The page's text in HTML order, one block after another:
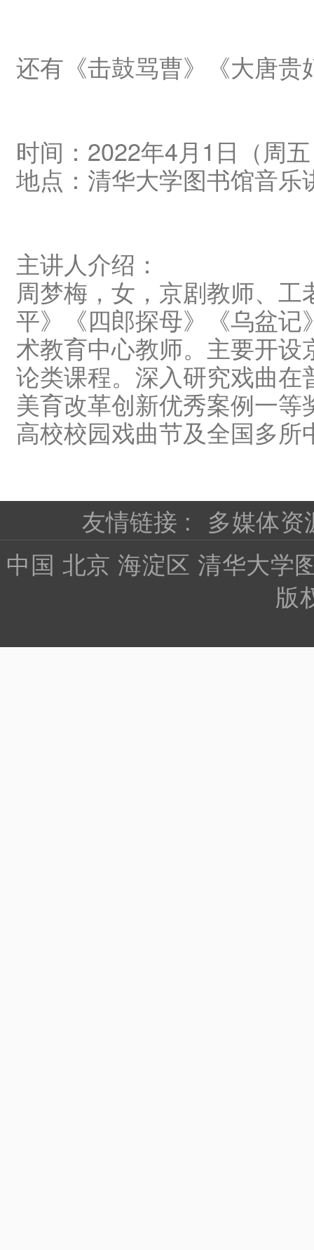
还有《击鼓骂曹》《大唐
时间：2022年4月1日（周
地点：清华大学图书馆音
主讲人介绍：
周梦梅，女，京剧教师、
平》《四郎探母》《乌盆
术教育中心教师。主要开
论类课程。深入研究戏曲
美育改革创新优秀案例一
高校校园戏曲节及全国多
友情链接 : 多媒体
中国 北京 海淀区 清华大学
版